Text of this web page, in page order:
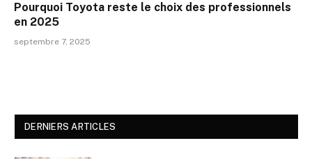
Pourquoi Toyota reste le choix des professionnels
en 2025
septembre 7, 2025
DERNIERS ARTICLES